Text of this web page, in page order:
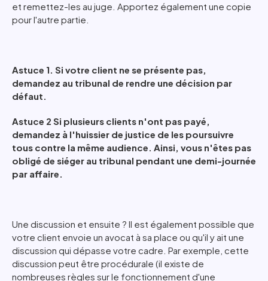
et remettez-les au juge. Apportez également une copie
pour l'autre partie.
Astuce 1. Si votre client ne se présente pas,
demandez au tribunal de rendre une décision par
défaut.
Astuce 2 Si plusieurs clients n'ont pas payé,
demandez à l'huissier de justice de les poursuivre
tous contre la même audience. Ainsi, vous n'êtes pas
obligé de siéger au tribunal pendant une demi-journée
par affaire.
Une discussion et ensuite ? Il est également possible que
votre client envoie un avocat à sa place ou qu'il y ait une
discussion qui dépasse votre cadre. Par exemple, cette
discussion peut être procédurale (il existe de
nombreuses règles sur le fonctionnement d'une